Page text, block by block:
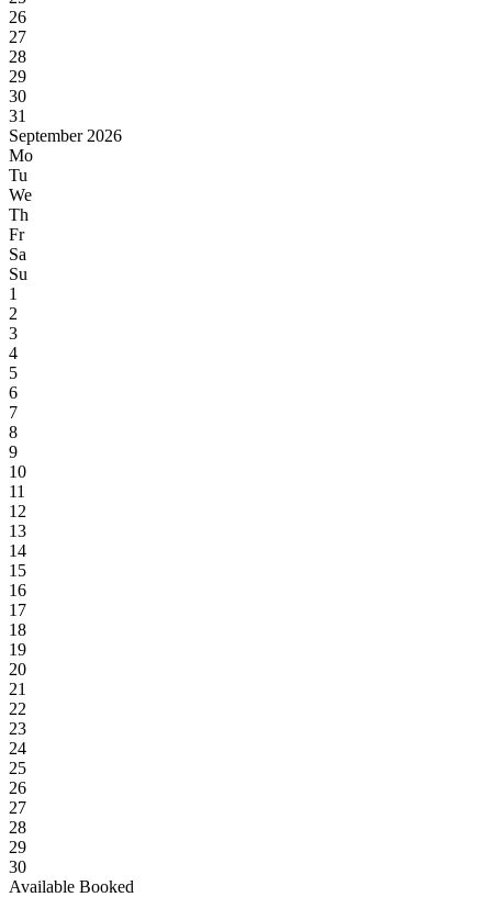
26
27
28
29
30
31
September 2026
Mo
Tu
We
Th
Fr
Sa
Su
1
2
3
4
5
6
7
8
9
10
11
12
13
14
15
16
17
18
19
20
21
22
23
24
25
26
27
28
29
30
Available Booked